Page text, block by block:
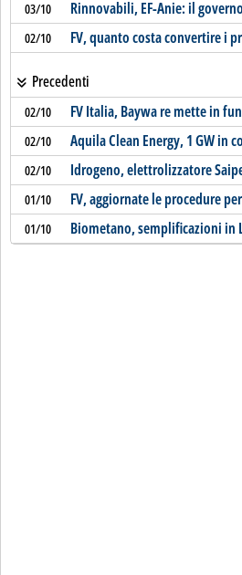
03/10 Rinnovabili, EF-Anie: il
02/10 FV, quanto costa convertire i
Precedenti
02/10 FV Italia, Baywa re mette in
02/10 Aquila Clean Energy, 1 GW in
02/10 Idrogeno, elettrolizzatore
01/10 FV, aggiornate le procedure
01/10 Biometano, semplificazioni in